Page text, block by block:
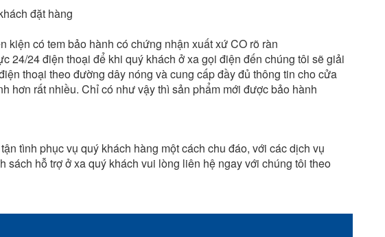
đặt hàng
có tem bảo hành có chứng nhận xuất xứ CO rõ ràn
24/24 điện thoại để khi quý khách ở xa gọi điện đến chúng tôi sẽ giải
thoại theo đường dây nóng và cung cấp đầy đủ thông tin cho cửa
hơn rất nhiều. Chỉ có như vậy thì sản phẩm mới được bảo hành
tình phục vụ quý khách hàng một cách chu đáo, với các dịch vụ
hỗ trợ ở xa quý khách vui lòng liên hệ ngay với chúng tôi theo